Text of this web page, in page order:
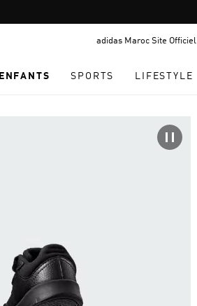
promotion
adidas Maroc Site Officiel
ENFANTS SPORTS LIFESTYLE